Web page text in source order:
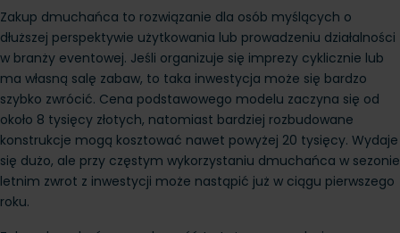
Zakup dmuchańca to rozwiązanie dla osób myślących o
dłuższej perspektywie użytkowania lub prowadzeniu działalności
w branży eventowej. Jeśli organizuje się imprezy cyklicznie lub
ma własną salę zabaw, to taka inwestycja może się bardzo
szybko zwrócić. Cena podstawowego modelu zaczyna się od
około 8 tysięcy złotych, natomiast bardziej rozbudowane
konstrukcje mogą kosztować nawet powyżej 20 tysięcy. Wydaje
się dużo, ale przy częstym wykorzystaniu dmuchańca w sezonie
letnim zwrot z inwestycji może nastąpić już w ciągu pierwszego
roku.